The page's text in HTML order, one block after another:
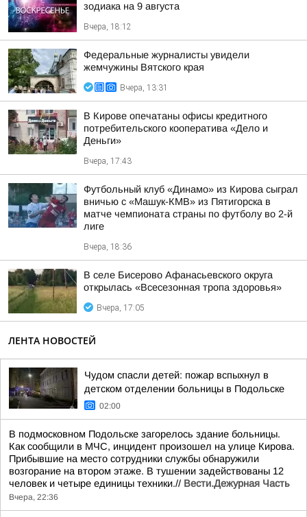
зодиака на 9 августа
Вчера, 18:12
Федеральные журналисты увидели
жемчужины Вятского края
Вчера, 13:31
В Кирове опечатаны офисы кредитного
потребительского кооператива «Дело и
Деньги»
Вчера, 17:43
Футбольный клуб «Динамо» из Кирова сыграл
вничью с «Машук-КМВ» из Пятигорска в
матче чемпионата страны по футболу во 2-й
лиге
Вчера, 18:36
В селе Бисерово Афанасьевского округа
открылась «Всесезонная тропа здоровья»
Вчера, 17:05
ЛЕНТА НОВОСТЕЙ
Чудом спасли детей: пожар вспыхнул в
детском отделении больницы в Подольске
02:00
В подмосковном Подольске загорелось здание больницы.
Как сообщили в МЧС, инцидент произошел на улице Кирова.
Прибывшие на место сотрудники службы обнаружили
возгорание на втором этаже. В тушении задействованы 12
человек и четыре единицы техники.// Вести.Дежурная Часть
Вчера, 22:36